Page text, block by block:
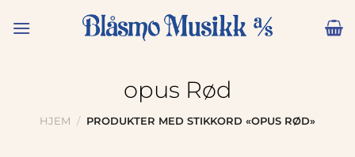
opus Rød
HJEM / PRODUKTER MED STIKKORD «OPUS RØD»